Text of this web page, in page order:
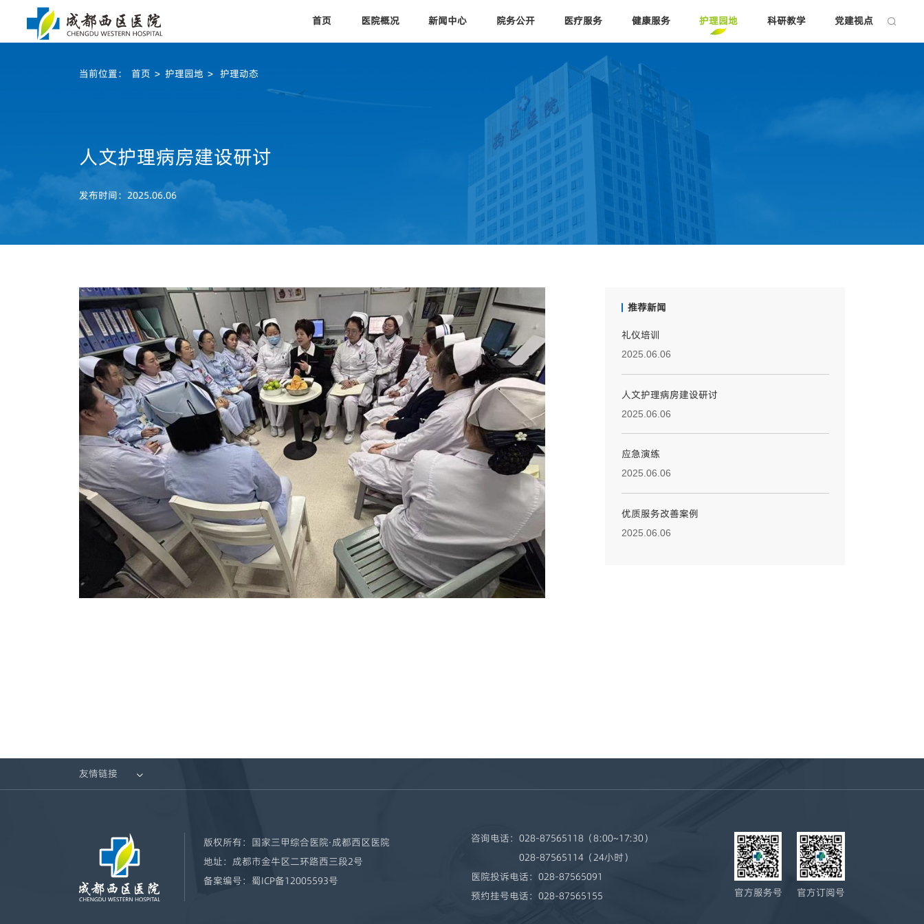
首页 医院概况 新闻中心 院务公开 医疗服务 健康服务 护理园地 科研教学 党建视点 
当前位置： 首页 > 护理园地 > 护理动态
人文护理病房建设研讨
发布时间：2025.06.06
推荐新闻
礼仪培训
2025.06.06
人文护理病房建设研讨
2025.06.06
应急演练
2025.06.06
优质服务改善案例
2025.06.06
友情链接 
版权所有： 国家三甲综合医院·成都西区医院
地址： 成都市金牛区二环路西三段2号
备案编号：蜀ICP备12005593号
咨询电话： 028-87565118（8:00~17:30）
028-87565114（24小时）
医院投诉电话： 028-87565091
预约挂号电话： 028-87565155 官方服务号 官方订阅号